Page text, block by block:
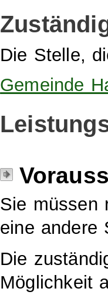
Die Stelle,
Gemeinde
Sie müssen
eine andere
Die
Möglichkeit